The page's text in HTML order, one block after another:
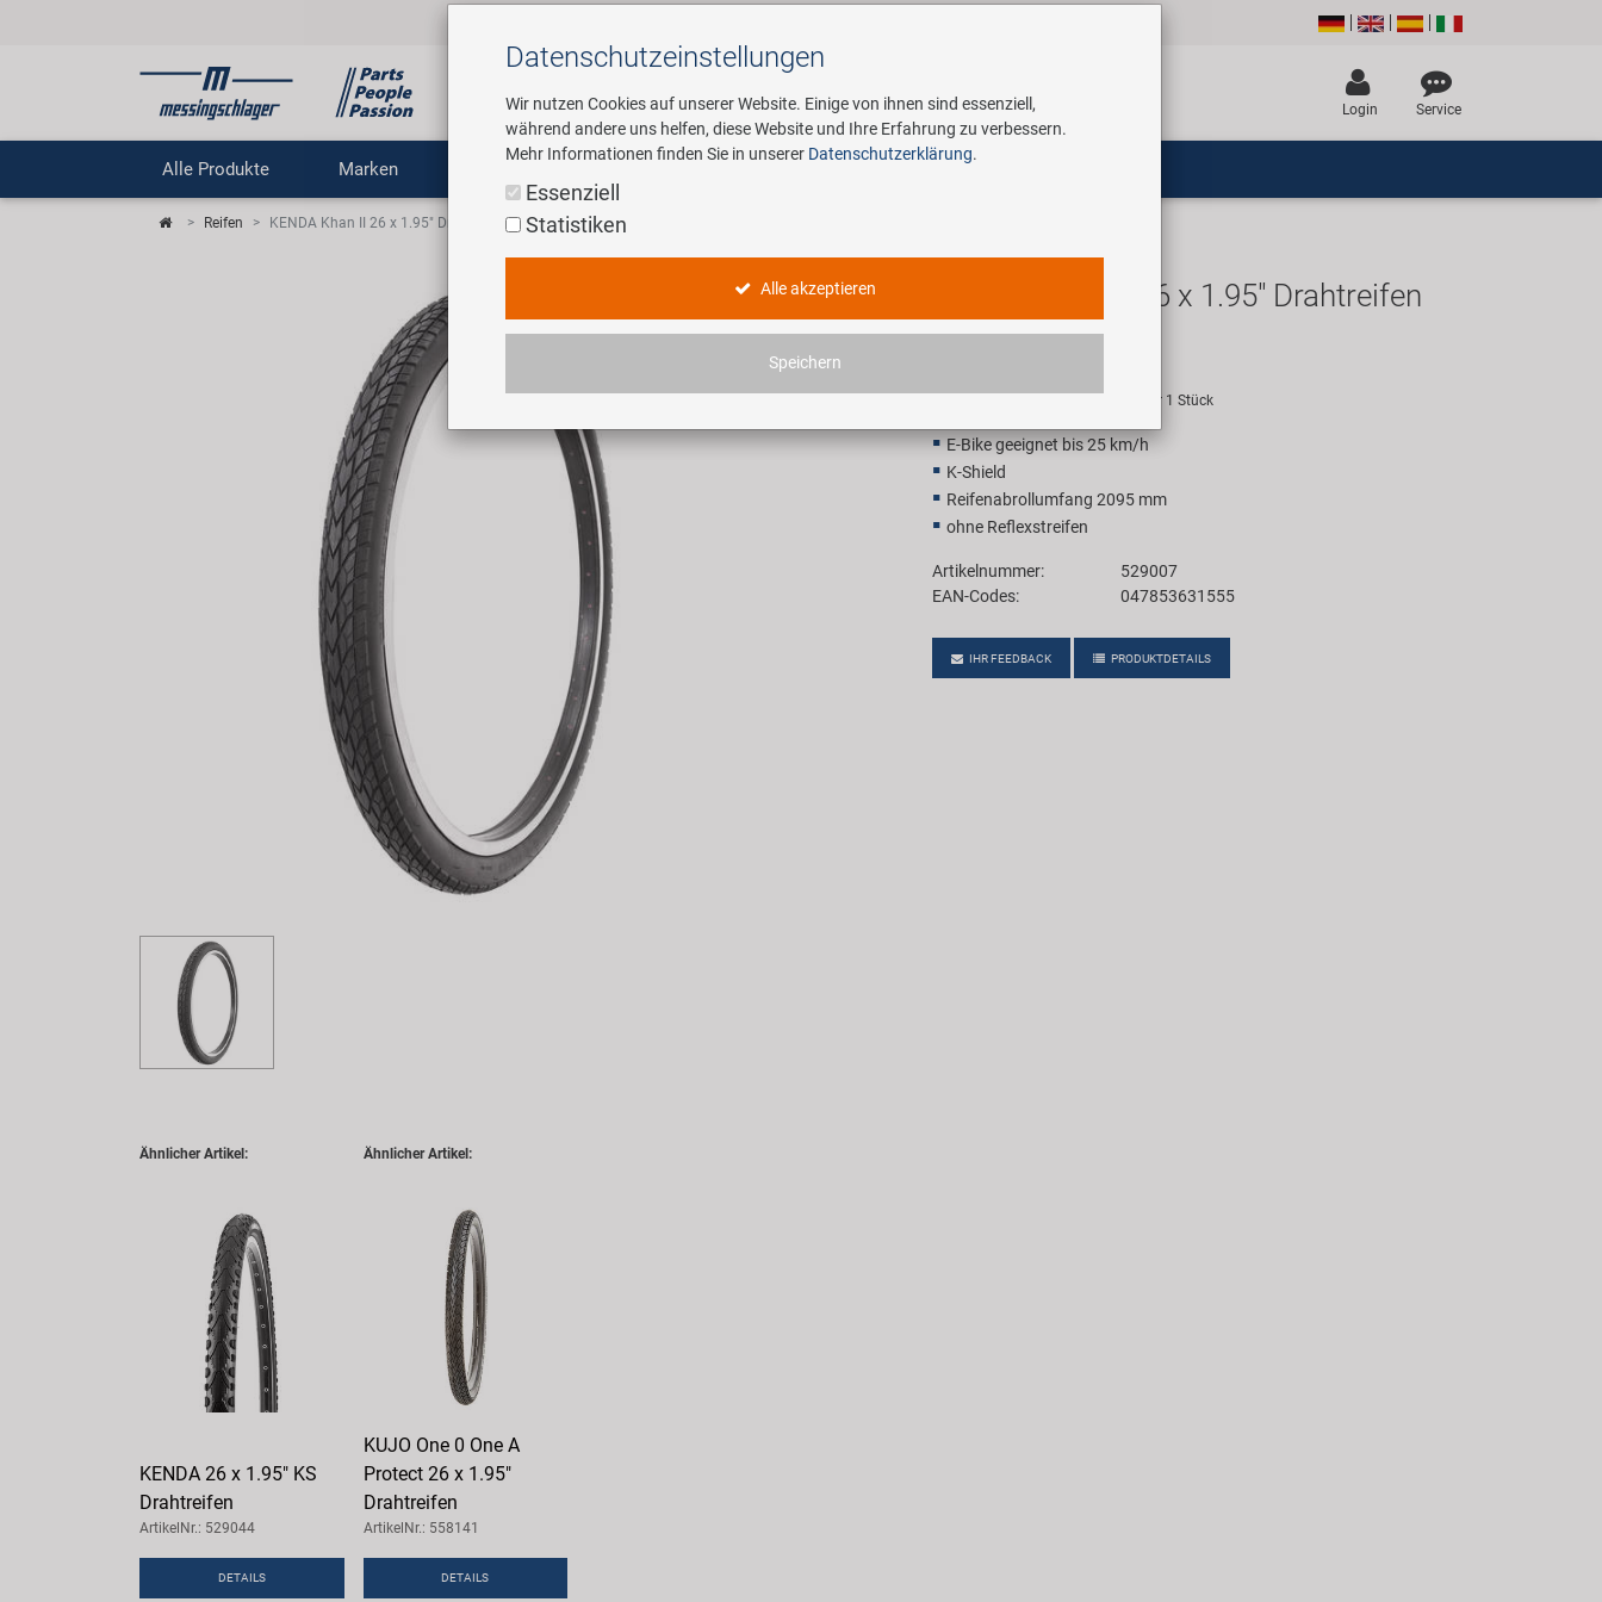
Suchen
Login Service
Alle Produkte Marken
Reifen KENDA Khan II 26 x 1.95" Drahtreifen
KENDA Khan II 26 x 1.95" Drahtreifen
Unverbindliche Preisempfehlung für 1 Stück
E-Bike geeignet bis 25 km/h
K-Shield
Reifenabrollumfang 2095 mm
ohne Reflexstreifen
Artikelnummer:
529007
EAN-Codes:
047853631555
IHR FEEDBACK PRODUKTDETAILS
Ähnlicher Artikel:
KENDA 26 x 1.95" KS
Drahtreifen
ArtikelNr.: 529044
DETAILS
Ähnlicher Artikel:
KUJO One 0 One A
Protect 26 x 1.95"
Drahtreifen
ArtikelNr.: 558141
DETAILS
Datenschutz­einstellungen
Wir nutzen Cookies auf unserer Website. Einige von ihnen sind essenziell,
während andere uns helfen, diese Website und Ihre Erfahrung zu verbessern.
Mehr Informationen finden Sie in unserer Datenschutzerklärung.
Essenziell
Statistiken
Alle akzeptieren
Speichern